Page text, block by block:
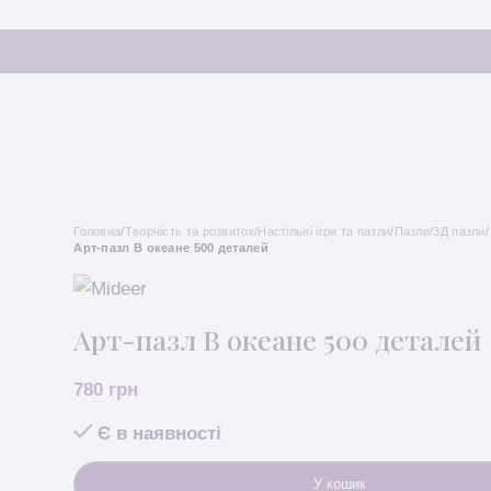
Головна/Творчість та розвиток/Настільні ігри та пазли/Пазли/3Д пазли/
Арт-пазл В океане 500 деталей
Арт-пазл В океане 500 деталей
780 грн
Є в наявності
У кошик